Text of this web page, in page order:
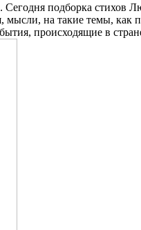
Сегодня подборка
на такие темы, как
происходящие в